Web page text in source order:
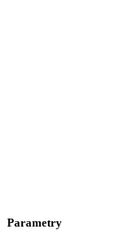
Parametry